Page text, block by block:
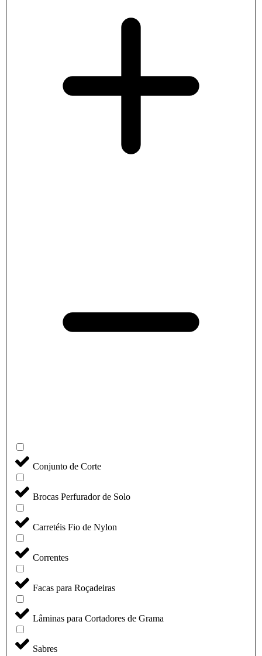
Conjunto de Corte
Brocas Perfurador de Solo
Carretéis Fio de Nylon
Correntes
Facas para Roçadeiras
Lâminas para Cortadores de Grama
Sabres